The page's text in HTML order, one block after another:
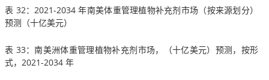
表 32：2021-2034 年南美体重管理植物补充剂市场（按来源划分）
预测（十亿美元）
表 33：南美洲体重管理植物补充剂市场，（十亿美元）预测，按形
式，2021-2034 年